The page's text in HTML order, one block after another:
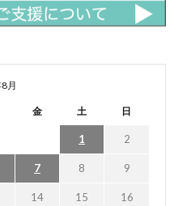
月
金 土 日
1 2
7 8 9
14 15 16